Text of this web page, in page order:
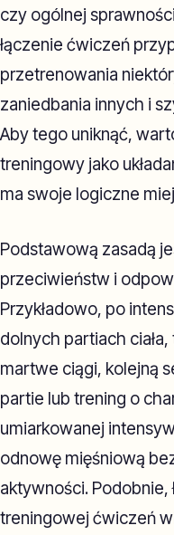
czy ogólnej
łączenie ćwiczeń
przetrenowania
zaniedbania innych i
Aby tego uniknąć,
treningowy jako
ma swoje logiczne
Podstawową zasadą
przeciwieństw i
Przykładowo, po
dolnych partiach
martwe ciągi, kolejną
partie lub trening o
umiarkowanej
odnowę mięśniową
aktywności.
treningowej ćwiczeń